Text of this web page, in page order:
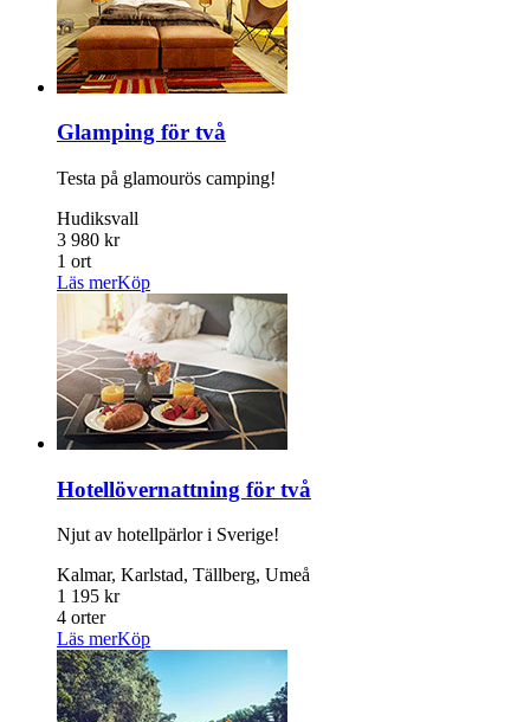
Glamping för två
Testa på glamourös camping!
Hudiksvall
3 980 kr
1 ort
Läs merKöp
Hotellövernattning för två
Njut av hotellpärlor i Sverige!
Kalmar, Karlstad, Tällberg, Umeå
1 195 kr
4 orter
Läs merKöp